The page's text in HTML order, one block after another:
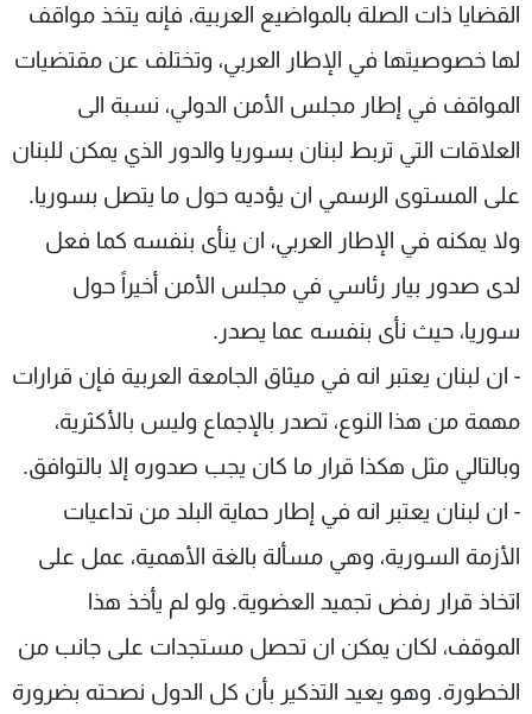
القضايا ذات الصلة بالمواضيع العربية، فإنه يتخذ مواقف
لها خصوصيتها في الإطار العربي، وتختلف عن مقتضيات
المواقف في إطار مجلس الأمن الدولي، نسبة الى
العلاقات التي تربط لبنان بسوريا والدور الذي يمكن للبنان
على المستوى الرسمي ان يؤديه حول ما يتصل بسوريا.
ولا يمكنه في الإطار العربي، ان ينأى بنفسه كما فعل
لدى صدور بيار رئاسي في مجلس الأمن أخيراً حول
سوريا، حيث نأى بنفسه عما يصدر.
- ان لبنان يعتبر انه في ميثاق الجامعة العربية فإن قرارات
مهمة من هذا النوع، تصدر بالإجماع وليس بالأكثرية،
وبالتالي مثل هكذا قرار ما كان يجب صدوره إلا بالتوافق.
- ان لبنان يعتبر انه في إطار حماية البلد من تداعيات
الأزمة السورية، وهي مسألة بالغة الأهمية، عمل على
اتخاذ قرار رفض تجميد العضوية. ولو لم يأخذ هذا
الموقف، لكان يمكن ان تحصل مستجدات على جانب من
الخطورة. وهو يعيد التذكير بأن كل الدول نصحته بضرورة